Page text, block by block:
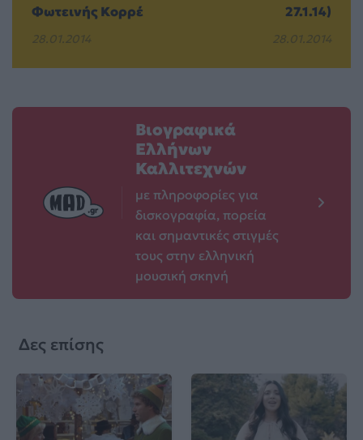
Φωτεινής Κορρέ
28.01.2014
27.1.14)
28.01.2014
Βιογραφικά
Ελλήνων
Καλλιτεχνών
με πληροφορίες για
δισκογραφία, πορεία
και σημαντικές στιγμές
τους στην ελληνική
μουσική σκηνή
Δες επίσης